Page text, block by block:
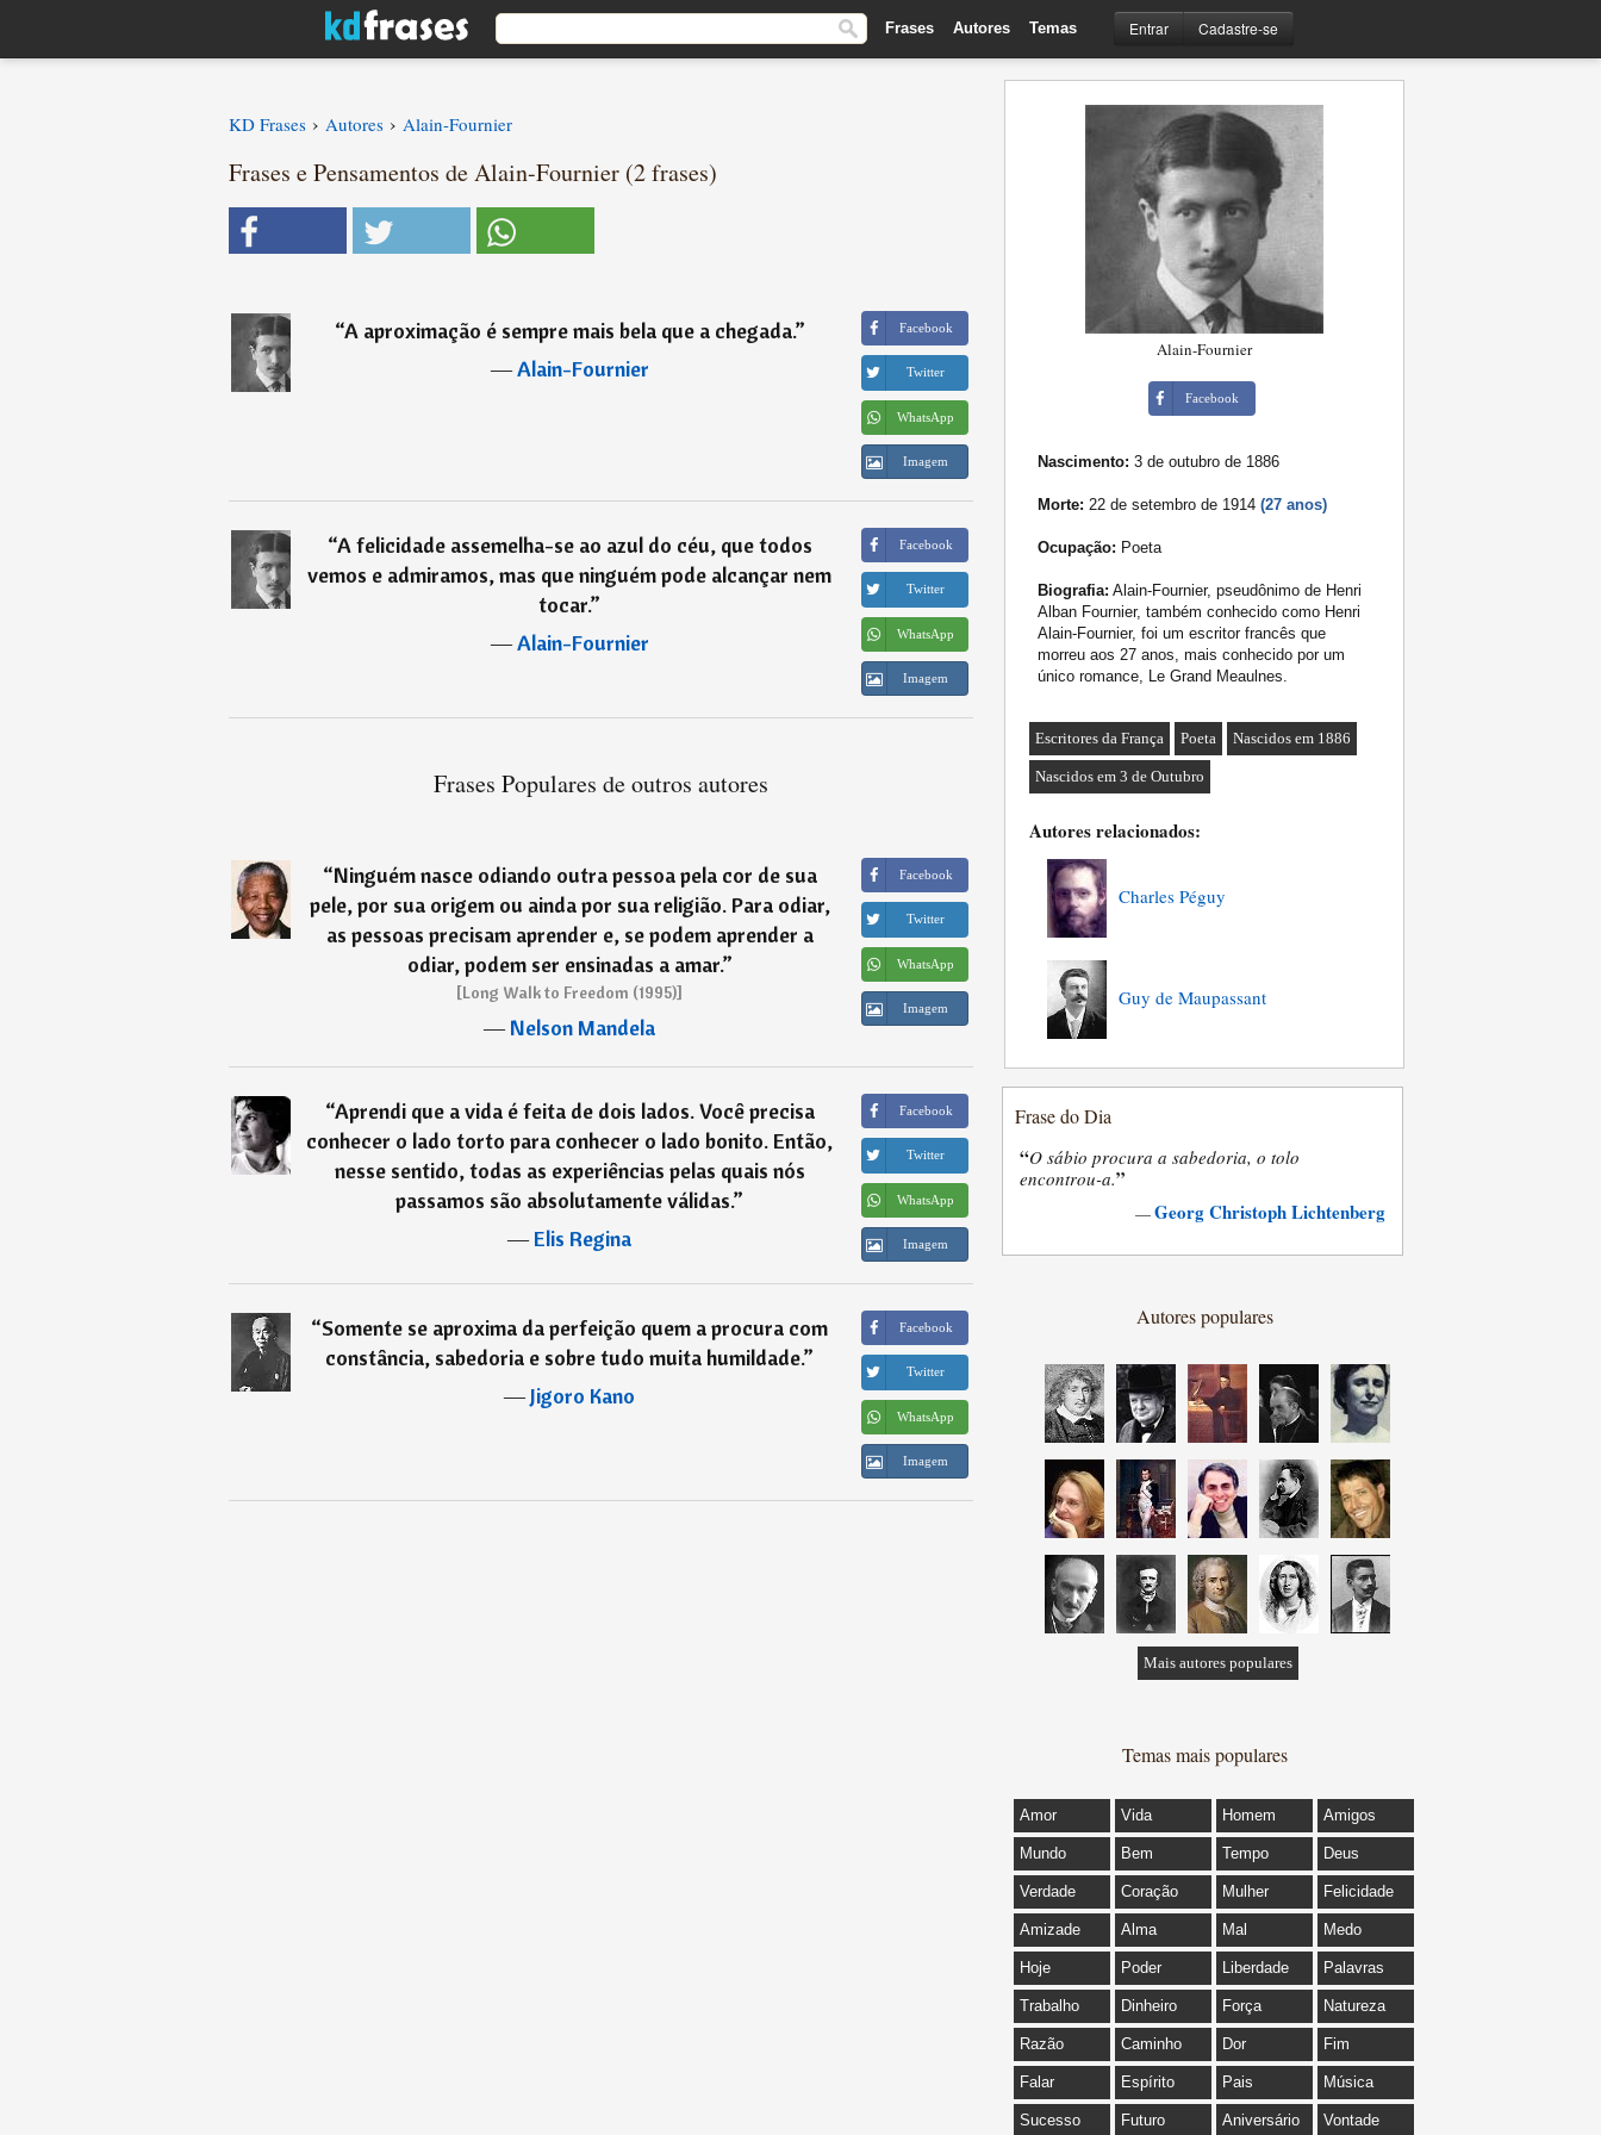
Frases Autores Temas Entrar Cadastre-se
KD Frases › Autores › Alain-Fournier
Frases e Pensamentos de Alain-Fournier (2 frases)
“A aproximação é sempre mais bela que a chegada.”
―Alain-Fournier
Facebook
Twitter
WhatsApp
Imagem
“A felicidade assemelha-se ao azul do céu, que todos
vemos e admiramos, mas que ninguém pode alcançar nem
tocar.”
―Alain-Fournier
Facebook
Twitter
WhatsApp
Imagem
Frases Populares de outros autores
“Ninguém nasce odiando outra pessoa pela cor de sua
pele, por sua origem ou ainda por sua religião. Para odiar,
as pessoas precisam aprender e, se podem aprender a
odiar, podem ser ensinadas a amar.”
[Long Walk to Freedom (1995)]
―Nelson Mandela
Facebook
Twitter
WhatsApp
Imagem
“Aprendi que a vida é feita de dois lados. Você precisa
conhecer o lado torto para conhecer o lado bonito. Então,
nesse sentido, todas as experiências pelas quais nós
passamos são absolutamente válidas.”
―Elis Regina
Facebook
Twitter
WhatsApp
Imagem
“Somente se aproxima da perfeição quem a procura com
constância, sabedoria e sobre tudo muita humildade.”
―Jigoro Kano
Facebook
Twitter
WhatsApp
Imagem
Alain-Fournier
Facebook
Nascimento: 3 de outubro de 1886
Morte: 22 de setembro de 1914 (27 anos)
Ocupação: Poeta
Biografia: Alain-Fournier, pseudônimo de Henri
Alban Fournier, também conhecido como Henri
Alain-Fournier, foi um escritor francês que
morreu aos 27 anos, mais conhecido por um
único romance, Le Grand Meaulnes.
Escritores da França Poeta Nascidos em 1886
Nascidos em 3 de Outubro
Autores relacionados:
Charles Péguy
Guy de Maupassant
Frase do Dia
“O sábio procura a sabedoria, o tolo
encontrou-a.”
—Georg Christoph Lichtenberg
Autores populares
Mais autores populares
Temas mais populares
Amor Vida Homem Amigos
Mundo Bem Tempo Deus
Verdade Coração Mulher Felicidade
Amizade Alma Mal Medo
Hoje Poder Liberdade Palavras
Trabalho Dinheiro Força Natureza
Razão Caminho Dor Fim
Falar Espírito Pais Música
Sucesso Futuro Aniversário Vontade